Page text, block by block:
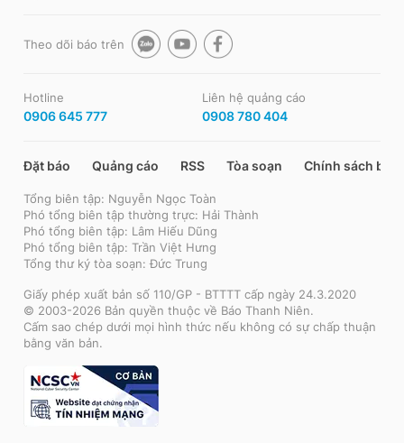
Theo dõi báo trên
Hotline
0906 645 777
Liên hệ quảng cáo
0908 780 404
Đặt báo Quảng cáo RSS Tòa soạn Chính sách bảo
Tổng biên tập: Nguyễn Ngọc Toàn
Phó tổng biên tập thường trực: Hải Thành
Phó tổng biên tập: Lâm Hiếu Dũng
Phó tổng biên tập: Trần Việt Hưng
Tổng thư ký tòa soạn: Đức Trung
Giấy phép xuất bản số 110/GP - BTTTT cấp ngày 24.3.2020
© 2003-2026 Bản quyền thuộc về Báo Thanh Niên.
Cấm sao chép dưới mọi hình thức nếu không có sự chấp thuận
bằng văn bản.